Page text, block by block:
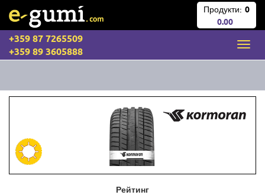
Продукти: 0
0.00
+359 87 7265509
+359 89 3605888
Рейтинг